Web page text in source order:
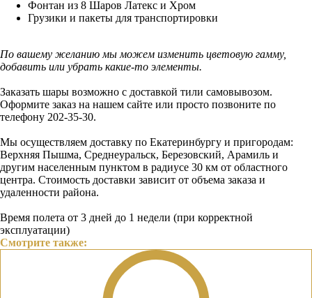
Фонтан из 8 Шаров Латекс и Хром
Грузики и пакеты для транспортировки
По вашему желанию мы можем изменить цветовую гамму,
добавить или убрать какие-то элементы.
Заказать шары возможно с доставкой тили самовывозом.
Оформите заказ на нашем сайте или просто позвоните по
телефону 202-35-30.
Мы осуществляем доставку по Екатеринбургу и пригородам:
Верхняя Пышма, Среднеуральск, Березовский, Арамиль и
другим населенным пунктом в радиусе 30 км от областного
центра. Стоимость доставки зависит от объема заказа и
удаленности района.
Время полета от 3 дней до 1 недели (при корректной
эксплуатации)
Смотрите также: